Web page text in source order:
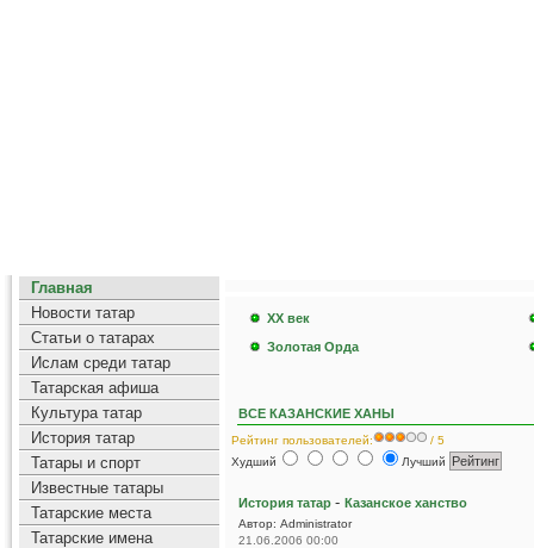
Главная
Новости татар
Статьи о татарах
Ислам среди татар
Татарская афиша
Культура татар
История татар
Татары и спорт
Известные татары
Татарские места
Татарские имена
ХХ век
Золотая Орда
ВСЕ КАЗАНСКИЕ ХАНЫ
Рейтинг пользователей:
/ 5
Худший
Лучший
История татар - Казанское ханство
Автор: Administrator
21.06.2006 00:00